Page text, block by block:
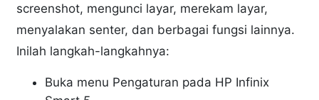
screenshot, mengunci layar, merekam layar,
menyalakan senter, dan berbagai fungsi lainnya.
Inilah langkah-langkahnya:
Buka menu Pengaturan pada HP Infinix